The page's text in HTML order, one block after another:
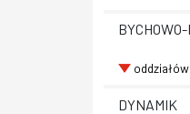
BYCHOWO-
DYNAMIK